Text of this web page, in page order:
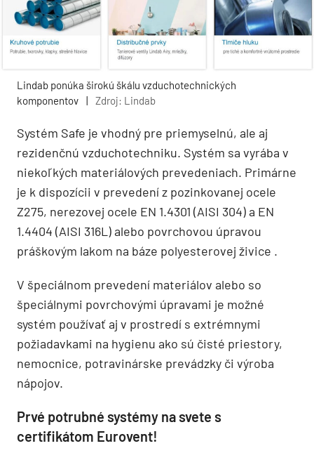
Lindab ponúka širokú škálu vzduchotechnických
komponentov
Zdroj: Lindab
Systém Safe je vhodný pre priemyselnú, ale aj
rezidenčnú vzduchotechniku. Systém sa vyrába v
niekoľkých materiálových prevedeniach. Primárne
je k dispozícii v prevedení z pozinkovanej ocele
Z275, nerezovej ocele EN 1.4301 (AISI 304) a EN
1.4404 (AISI 316L) alebo povrchovou úpravou
práškovým lakom na báze polyesterovej živice .
V špeciálnom prevedení materiálov alebo so
špeciálnymi povrchovými úpravami je možné
systém používať aj v prostredí s extrémnymi
požiadavkami na hygienu ako sú čisté priestory,
nemocnice, potravinárske prevádzky či výroba
nápojov.
Prvé potrubné systémy na svete s
certifikátom Eurovent!